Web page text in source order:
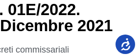
01E/2022.
2021
commissariali